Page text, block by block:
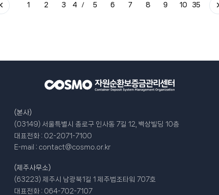
1 2 3 4 5 6 7 8 9 10 35
(본사)
(03149) 서울특별시 종로구 인사동 7길 12, 백상빌딩 10층
대표전화 : 02-2071-7100
E-mail : contact@cosmo.or.kr
(제주사무소)
(63223) 제주시 남광북1길 1 제주법조타워 707호
대표전화 : 064-702-7107